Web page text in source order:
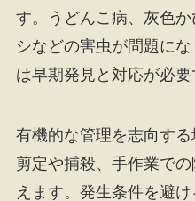
す。うどんこ病、灰色
シなどの害虫が問題に
は早期発見と対応が必要
有機的な管理を志向す
剪定や捕殺、手作業で
えます。発生条件を避